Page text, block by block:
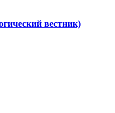
вестник)